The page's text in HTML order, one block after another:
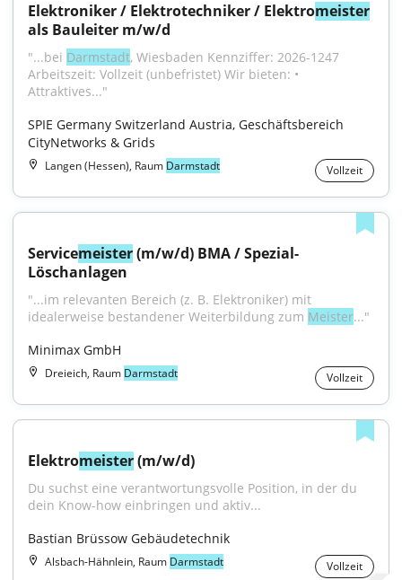
Elektroniker / Elektrotechniker / Elektromeister
als Bauleiter m/w/d
"...bei Darmstadt, Wiesbaden Kennziffer: 2026-1247
Arbeitszeit: Vollzeit (unbefristet) Wir bieten: •
Attraktives..."
SPIE Germany Switzerland Austria, Geschäftsbereich
CityNetworks & Grids
Langen (Hessen), Raum Darmstadt Vollzeit
Servicemeister (m/w/d) BMA / Spezial-
Löschanlagen
"...im relevanten Bereich (z. B. Elektroniker) mit
idealerweise bestandener Weiterbildung zum Meister..."
Minimax GmbH
Dreieich, Raum Darmstadt Vollzeit
Elektromeister (m/w/d)
Du suchst eine verantwortungsvolle Position, in der du
dein Know-how einbringen und aktiv...
Bastian Brüssow Gebäudetechnik
Alsbach-Hähnlein, Raum Darmstadt Vollzeit